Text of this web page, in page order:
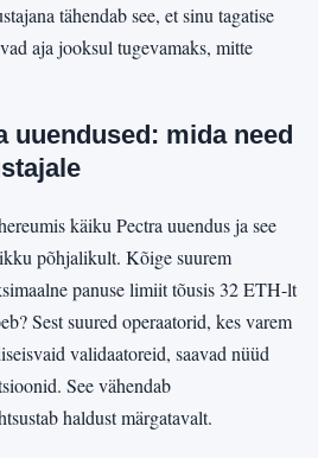
tähendab see, et sinu tagatise
aja jooksul tugevamaks, mitte
uuendused: mida need
käiku Pectra uuendus ja see
põhjalikult. Kõige suurem
panuse limiit tõusis 32 ETH-lt
Sest suured operaatorid, kes varem
validaatoreid, saavad nüüd
See vähendab
haldust märgatavalt.